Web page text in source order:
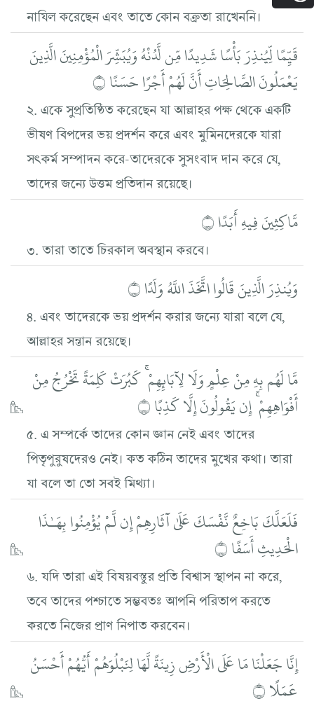
নাযিল করেছেন এবং তাতে কোন বক্রতা রাখেননি।
قَيِّمًا لِّيُنذِرَ بَأْسًا شَدِيدًا مِّن لَّدُنْهُ وَيُبَشِّرَ الْمُؤْمِنِينَ الَّذِينَ
يَعْمَلُونَ الصَّالِحَاتِ أَنَّ لَهُمْ أَجْرًا حَسَنًا ۝
২. একে সুপ্রতিষ্ঠিত করেছেন যা আল্লাহর পক্ষ থেকে একটি
ভীষণ বিপদের ভয় প্রদর্শন করে এবং মুমিনদেরকে যারা
সৎকর্ম সম্পাদন করে-তাদেরকে সুসংবাদ দান করে যে,
তাদের জন্যে উত্তম প্রতিদান রয়েছে।
مَّاكِثِينَ فِيهِ أَبَدًا ۝
৩. তারা তাতে চিরকাল অবস্থান করবে।
وَيُنذِرَ الَّذِينَ قَالُوا اتَّخَذَ اللَّهُ وَلَدًا ۝
৪. এবং তাদেরকে ভয় প্রদর্শন করার জন্যে যারা বলে যে,
আল্লাহর সন্তান রয়েছে।
مَّا لَهُم بِهِ مِنْ عِلْمٍ وَلَا لِآبَائِهِمْ ۚ كَبُرَتْ كَلِمَةً تَخْرُجُ مِنْ
أَفْوَاهِهِمْ ۚ إِن يَقُولُونَ إِلَّا كَذِبًا ۝
৫. এ সম্পর্কে তাদের কোন জ্ঞান নেই এবং তাদের
পিতৃপুরুষদেরও নেই। কত কঠিন তাদের মুখের কথা। তারা
যা বলে তা তো সবই মিথ্যা।
فَلَعَلَّكَ بَاخِعٌ نَّفْسَكَ عَلَىٰ آثَارِهِمْ إِن لَّمْ يُؤْمِنُوا بِهَـٰذَا
الْحَدِيثِ أَسَفًا ۝
৬. যদি তারা এই বিষয়বস্তুর প্রতি বিশ্বাস স্থাপন না করে,
তবে তাদের পশ্চাতে সম্ভবতঃ আপনি পরিতাপ করতে
করতে নিজের প্রাণ নিপাত করবেন।
إِنَّا جَعَلْنَا مَا عَلَى الْأَرْضِ زِينَةً لَّهَا لِنَبْلُوَهُمْ أَيُّهُمْ أَحْسَنُ
عَمَلًا ۝